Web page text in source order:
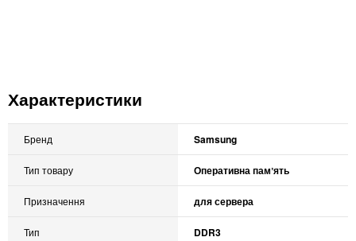
Характеристики
Бренд Samsung
Тип товару Оперативна памʼять
Призначення для сервера
Тип DDR3